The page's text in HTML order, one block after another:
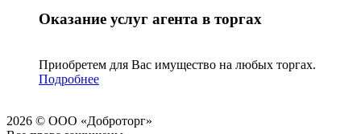
Оказание услуг агента в торгах
Приобретем для Вас имущество на любых торгах.
Подробнее
2026 © ООО «Доброторг»